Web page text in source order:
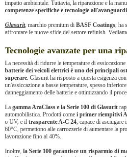
impatto ambientale. Tuttavia, la riparazione e la
competenze specifiche e tecnologie
Glasurit, marchio premium di BASF Coatings, ha
affrontare le nuove sfide del settore refinish.
Tecnologie avanzate per una
La necessità di ridurre le temperature di essiccazione
batterie dei veicoli elettrici è uno dei principali
superare. Glasurit ha risposto a questa esigenza
un'essiccazione a basse temperature, spesso
danneggiamento delle batterie e ottimizzando il
La gamma AraClass e la Serie 100 di Glasurit
automobilistica. Prodotti come i primer riempitivi
o UV, e il trasparente A-C 24, capace di
60°C, permettono alle carrozzerie di aumentare la
lavorazione fino al 40%.
Inoltre, la Serie 100 garantisce un risparmio di